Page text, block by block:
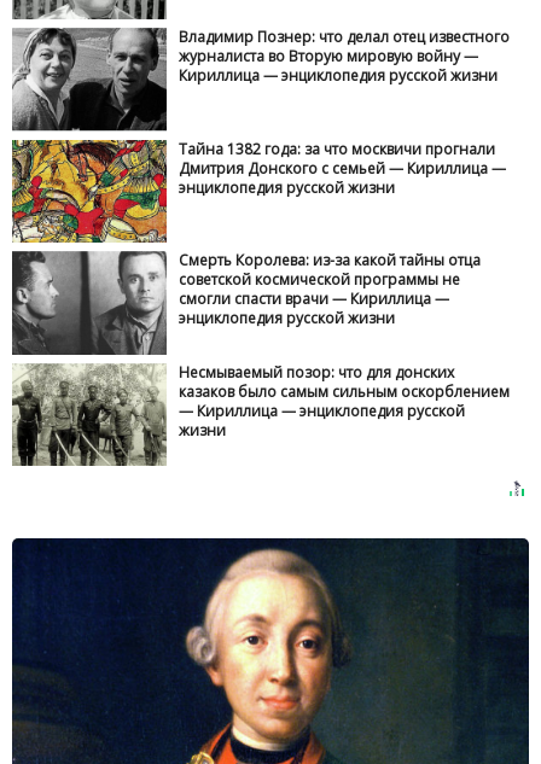
Владимир Познер: что делал отец известного
журналиста во Вторую мировую войну —
Кириллица — энциклопедия русской жизни
Тайна 1382 года: за что москвичи прогнали
Дмитрия Донского с семьей — Кириллица —
энциклопедия русской жизни
Смерть Королева: из-за какой тайны отца
советской космической программы не
смогли спасти врачи — Кириллица —
энциклопедия русской жизни
Несмываемый позор: что для донских
казаков было самым сильным оскорблением
— Кириллица — энциклопедия русской
жизни